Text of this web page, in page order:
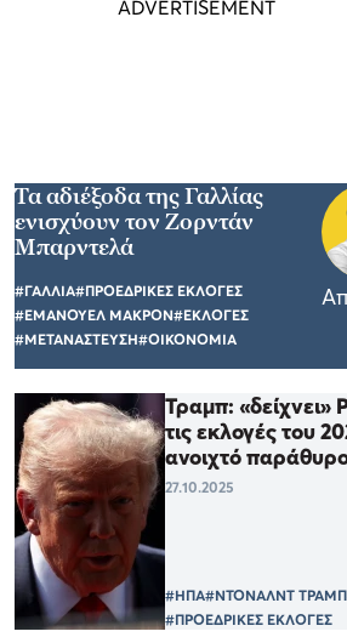
Τα αδιέξοδα της Γαλλίας
ενισχύουν τον Ζορντάν
Μπαρντελά
#ΓΑΛΛΙΑ#ΠΡΟΕΔΡΙΚΕΣ ΕΚΛΟΓΕΣ
#ΕΜΑΝΟΥΕΛ ΜΑΚΡΟΝ#ΕΚΛΟΓΕΣ
#ΜΕΤΑΝΑΣΤΕΥΣΗ#ΟΙΚΟΝΟΜΙΑ
Τραμπ: «δείχνει»
τις εκλογές του
ανοιχτό παράθυρο
27.10.2025
#ΗΠΑ#ΝΤΟΝΑΛΝΤ ΤΡΑΜΠ
#ΠΡΟΕΔΡΙΚΕΣ ΕΚΛΟΓΕΣ